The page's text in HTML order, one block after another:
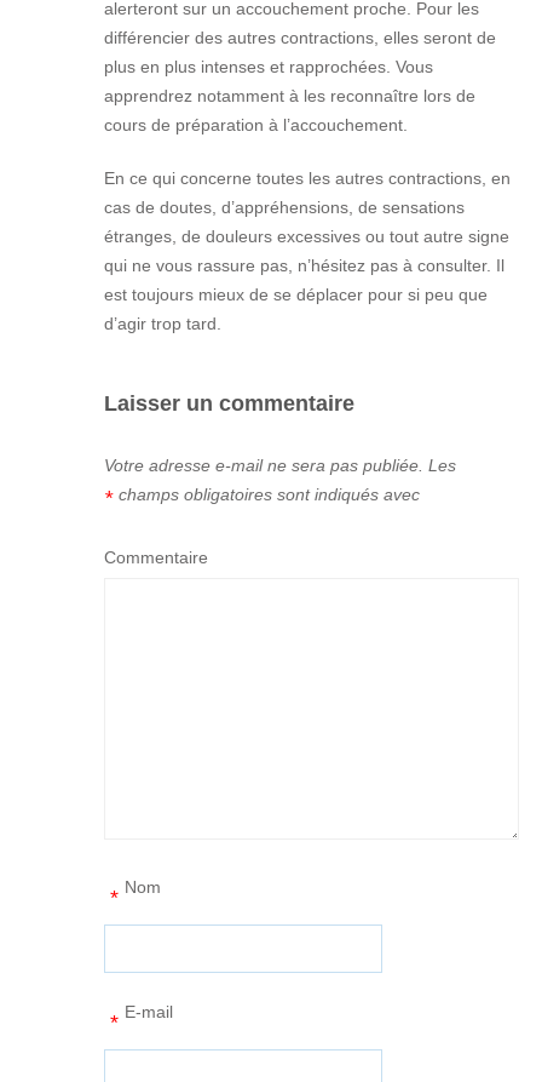
alerteront sur un accouchement proche. Pour les
différencier des autres contractions, elles seront de
plus en plus intenses et rapprochées. Vous
apprendrez notamment à les reconnaître lors de
cours de préparation à l’accouchement.
En ce qui concerne toutes les autres contractions, en
cas de doutes, d’appréhensions, de sensations
étranges, de douleurs excessives ou tout autre signe
qui ne vous rassure pas, n’hésitez pas à consulter. Il
est toujours mieux de se déplacer pour si peu que
d’agir trop tard.
Laisser un commentaire
Votre adresse e-mail ne sera pas publiée. Les
champs obligatoires sont indiqués avec
*
Commentaire
Nom
*
E-mail
*